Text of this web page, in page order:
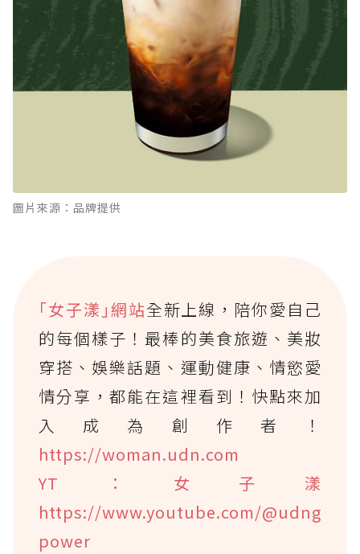
圖片來源：品牌提供
｢女子漾｣網站全新上線，陪你愛自己
的每個樣子！最棒的美食旅遊、美妝
穿搭、娛樂話題、運動健康、情慾愛
情分享，都能在這裡看到！快點來加
入成為創作者！
https://woman.udn.com
YT：女子漾
https://www.youtube.com/@udng
power